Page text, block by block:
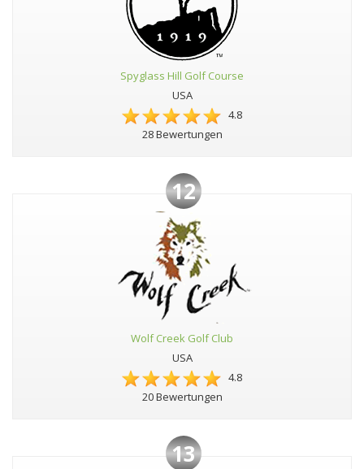
Spyglass Hill Golf Course
USA
4.8
28 Bewertungen
12
Wolf Creek Golf Club
USA
4.8
20 Bewertungen
13